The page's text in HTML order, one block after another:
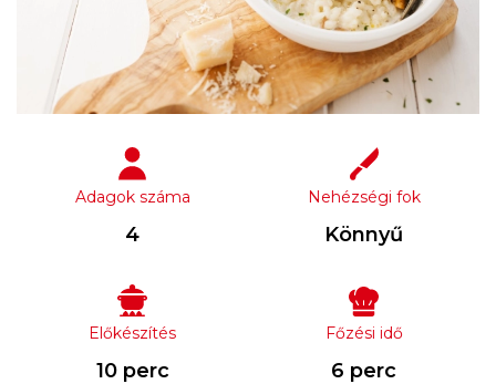
Adagok száma
4
Nehézségi fok
Könnyű
Előkészítés
10 perc
Főzési idő
6 perc